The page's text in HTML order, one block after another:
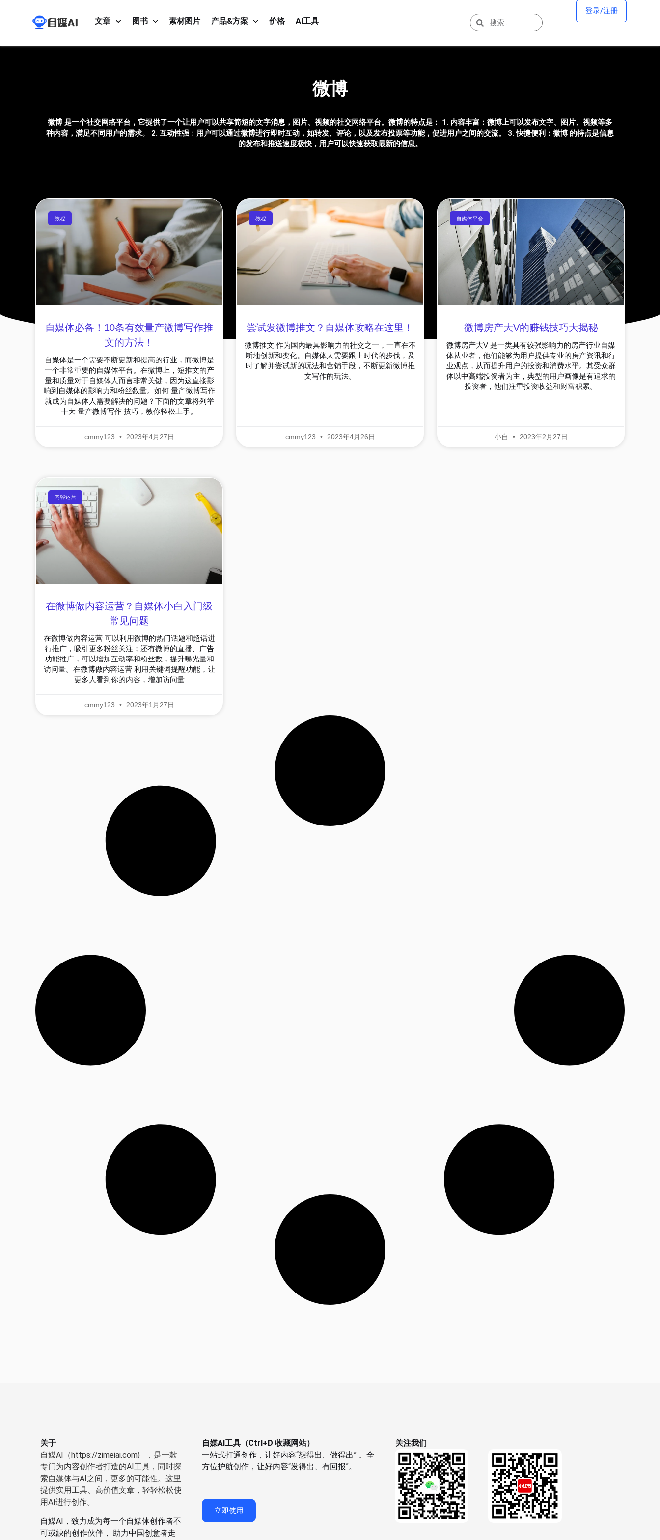
文章 图书 素材图片 产品&方案 价格 AI工具
登录/注册
微博
微博 是一个社交网络平台，它提供了一个让用户可以共享简短的文字消息，图片、视频的社交网络平台。微博的特点是： 1. 内容丰富：微博上可以发布文字、图片、视频等多
种内容，满足不同用户的需求。 2. 互动性强：用户可以通过微博进行即时互动，如转发、评论，以及发布投票等功能，促进用户之间的交流。 3. 快捷便利：微博 的特点是信息
的发布和推送速度极快，用户可以快速获取最新的信息。
教程
自媒体必备！10条有效量产微博写作推
文的方法！
自媒体是一个需要不断更新和提高的行业，而微博是
一个非常重要的自媒体平台。在微博上，短推文的产
量和质量对于自媒体人而言非常关键，因为这直接影
响到自媒体的影响力和粉丝数量。如何 量产微博写作
就成为自媒体人需要解决的问题？下面的文章将列举
十大 量产微博写作 技巧，教你轻松上手。
cmmy123 2023年4月27日
教程
尝试发微博推文？自媒体攻略在这里！
微博推文 作为国内最具影响力的社交之一，一直在不
断地创新和变化。自媒体人需要跟上时代的步伐，及
时了解并尝试新的玩法和营销手段，不断更新微博推
文写作的玩法。
cmmy123 2023年4月26日
自媒体平台
微博房产大V的赚钱技巧大揭秘
微博房产大V 是一类具有较强影响力的房产行业自媒
体从业者，他们能够为用户提供专业的房产资讯和行
业观点，从而提升用户的投资和消费水平。其受众群
体以中高端投资者为主，典型的用户画像是有追求的
投资者，他们注重投资收益和财富积累。
小自 2023年2月27日
内容运营
在微博做内容运营？自媒体小白入门级
常见问题
在微博做内容运营 可以利用微博的热门话题和超话进
行推广，吸引更多粉丝关注；还有微博的直播、广告
功能推广，可以增加互动率和粉丝数，提升曝光量和
访问量。在微博做内容运营 利用关键词提醒功能，让
更多人看到你的内容，增加访问量
cmmy123 2023年1月27日
关于
自媒AI（https://zimeiai.com) ，是一款
专门为内容创作者打造的AI工具，同时探
索自媒体与AI之间，更多的可能性。这里
提供实用工具、高价值文章，轻轻松松使
用AI进行创作。
自媒AI，致力成为每一个自媒体创作者不
可或缺的创作伙伴， 助力中国创意者走
自媒AI工具（Ctrl+D 收藏网站）
一站式打通创作，让好内容“想得出、做得出” 。全
方位护航创作，让好内容“发得出、有回报”。
立即使用
关注我们